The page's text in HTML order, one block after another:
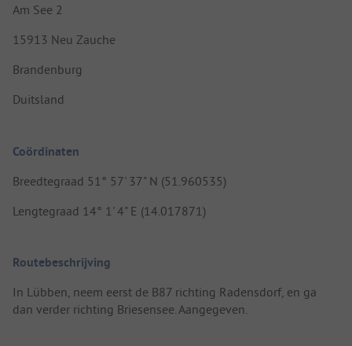
Am See 2
15913 Neu Zauche
Brandenburg
Duitsland
Coördinaten
Breedtegraad 51° 57' 37" N (51.960535)
Lengtegraad 14° 1' 4" E (14.017871)
Routebeschrijving
In Lübben, neem eerst de B87 richting Radensdorf, en ga
dan verder richting Briesensee. Aangegeven.